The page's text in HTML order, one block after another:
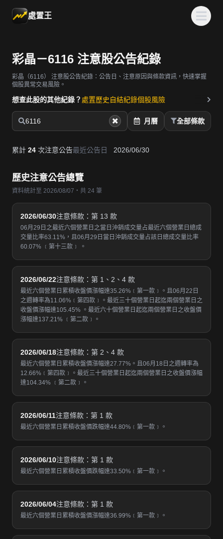
處置王
彩晶－6116 注意股公告紀錄
彩晶（6116）
注意股公告紀錄：公告日、注意原因與條款資訊，快速掌握
個股異常交易風險。
想查此股的其他紀錄？ 處置歷史自結紀錄個股風險
6116 月曆 全部條款
累計 24 次注意公告最近公告日 2026/06/30
歷史注意公告總覽
資料統計至 2026/08/07・共 24 筆
2026/06/30注意條款：第 13 款
06月29日之最近六個營業日之當日沖銷成交量占最近六個營業日總成
交量比率63.11%，且06月29日當日沖銷成交量占該日總成交量比率
60.07% ﹝第十三款﹞ 。
2026/06/22注意條款：第 1、2、4 款
最近六個營業日累積收盤價漲幅達35.26%﹝第一款﹞。且06月22日
之週轉率為11.06%﹝第四款﹞。最近三十個營業日起迄兩個營業日之
收盤價漲幅達105.45% 。最近六十個營業日起迄兩個營業日之收盤價
漲幅達137.21% ﹝第二款﹞。
2026/06/18注意條款：第 2、4 款
最近六個營業日累積收盤價漲幅達27.77%。且06月18日之週轉率為
12.66%﹝第四款﹞。最近三十個營業日起迄兩個營業日之收盤價漲幅
達104.34% ﹝第二款﹞。
2026/06/11注意條款：第 1 款
最近六個營業日累積收盤價跌幅達44.80%﹝第一款﹞。
2026/06/10注意條款：第 1 款
最近六個營業日累積收盤價跌幅達33.50%﹝第一款﹞。
2026/06/04注意條款：第 1 款
最近六個營業日累積收盤價漲幅達36.99%﹝第一款﹞。